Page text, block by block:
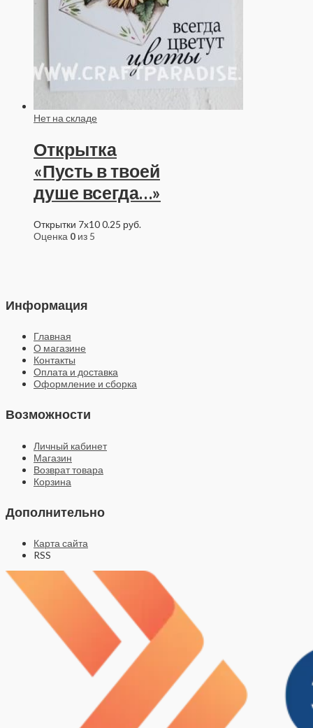
Нет на складе
Открытка
«Пусть в твоей
душе всегда…»
Открытки 7x100.25 руб.
Оценка 0 из 5
Информация
Главная
О магазине
Контакты
Оплата и доставка
Оформление и сборка
Возможности
Личный кабинет
Магазин
Возврат товара
Корзина
Дополнительно
Карта сайта
RSS